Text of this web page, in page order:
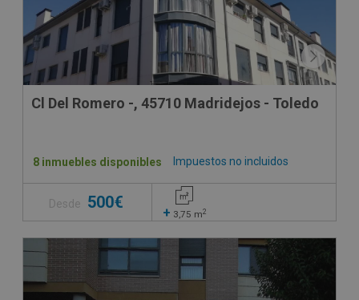
Cl Del Romero -, 45710 Madridejos - Toledo
Impuestos no incluidos
8 inmuebles disponibles
Desde 500€
+ 3,75 m2